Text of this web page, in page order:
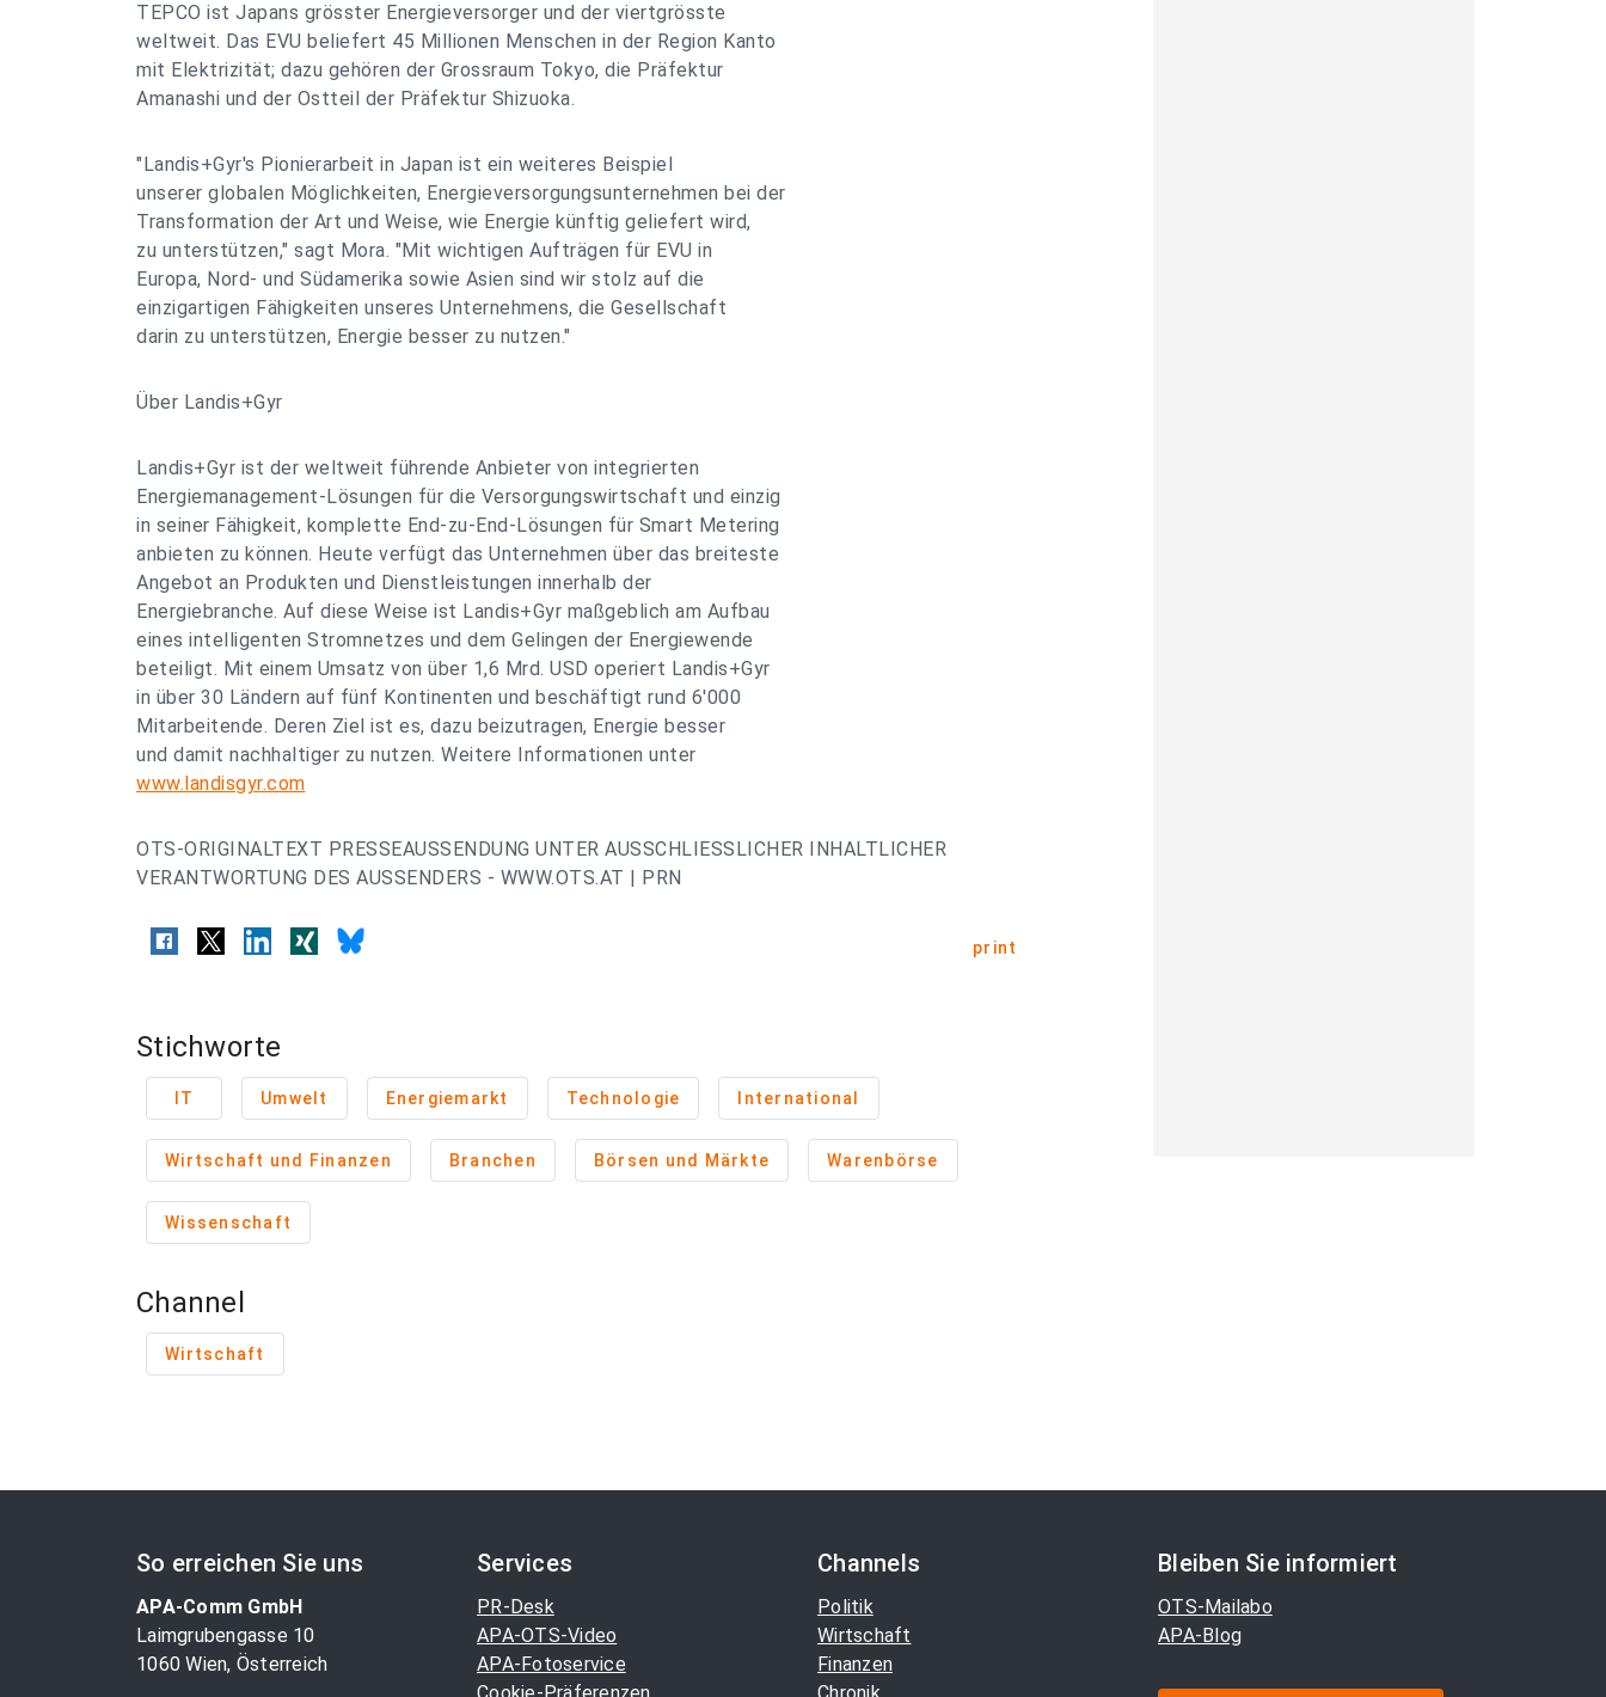
TEPCO ist Japans grösster Energieversorger und der viertgrösste
weltweit. Das EVU beliefert 45 Millionen Menschen in der Region Kanto
mit Elektrizität; dazu gehören der Grossraum Tokyo, die Präfektur
Amanashi und der Ostteil der Präfektur Shizuoka.
"Landis+Gyr's Pionierarbeit in Japan ist ein weiteres Beispiel
unserer globalen Möglichkeiten, Energieversorgungsunternehmen bei der
Transformation der Art und Weise, wie Energie künftig geliefert wird,
zu unterstützen," sagt Mora. "Mit wichtigen Aufträgen für EVU in
Europa, Nord- und Südamerika sowie Asien sind wir stolz auf die
einzigartigen Fähigkeiten unseres Unternehmens, die Gesellschaft
darin zu unterstützen, Energie besser zu nutzen."
Über Landis+Gyr
Landis+Gyr ist der weltweit führende Anbieter von integrierten
Energiemanagement-Lösungen für die Versorgungswirtschaft und einzig
in seiner Fähigkeit, komplette End-zu-End-Lösungen für Smart Metering
anbieten zu können. Heute verfügt das Unternehmen über das breiteste
Angebot an Produkten und Dienstleistungen innerhalb der
Energiebranche. Auf diese Weise ist Landis+Gyr maßgeblich am Aufbau
eines intelligenten Stromnetzes und dem Gelingen der Energiewende
beteiligt. Mit einem Umsatz von über 1,6 Mrd. USD operiert Landis+Gyr
in über 30 Ländern auf fünf Kontinenten und beschäftigt rund 6'000
Mitarbeitende. Deren Ziel ist es, dazu beizutragen, Energie besser
und damit nachhaltiger zu nutzen. Weitere Informationen unter
www.landisgyr.com
OTS-ORIGINALTEXT PRESSEAUSSENDUNG UNTER AUSSCHLIESSLICHER INHALTLICHER
VERANTWORTUNG DES AUSSENDERS - WWW.OTS.AT | PRN
print
Stichworte
IT Umwelt Energiemarkt Technologie International
Wirtschaft und Finanzen Branchen Börsen und Märkte Warenbörse
Wissenschaft
Channel
Wirtschaft
So erreichen Sie uns
APA-Comm GmbH
Laimgrubengasse 10
1060 Wien, Österreich
Services
PR-Desk
APA-OTS-Video
APA-Fotoservice
Channels
Politik
Wirtschaft
Finanzen
Bleiben Sie informiert
OTS-Mailabo
APA-Blog